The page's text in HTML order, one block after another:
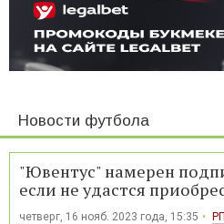
Новости футбола
"Ювентус" намерен
если не удастся
четверг, 16 нояб. 2023 года, 15:35